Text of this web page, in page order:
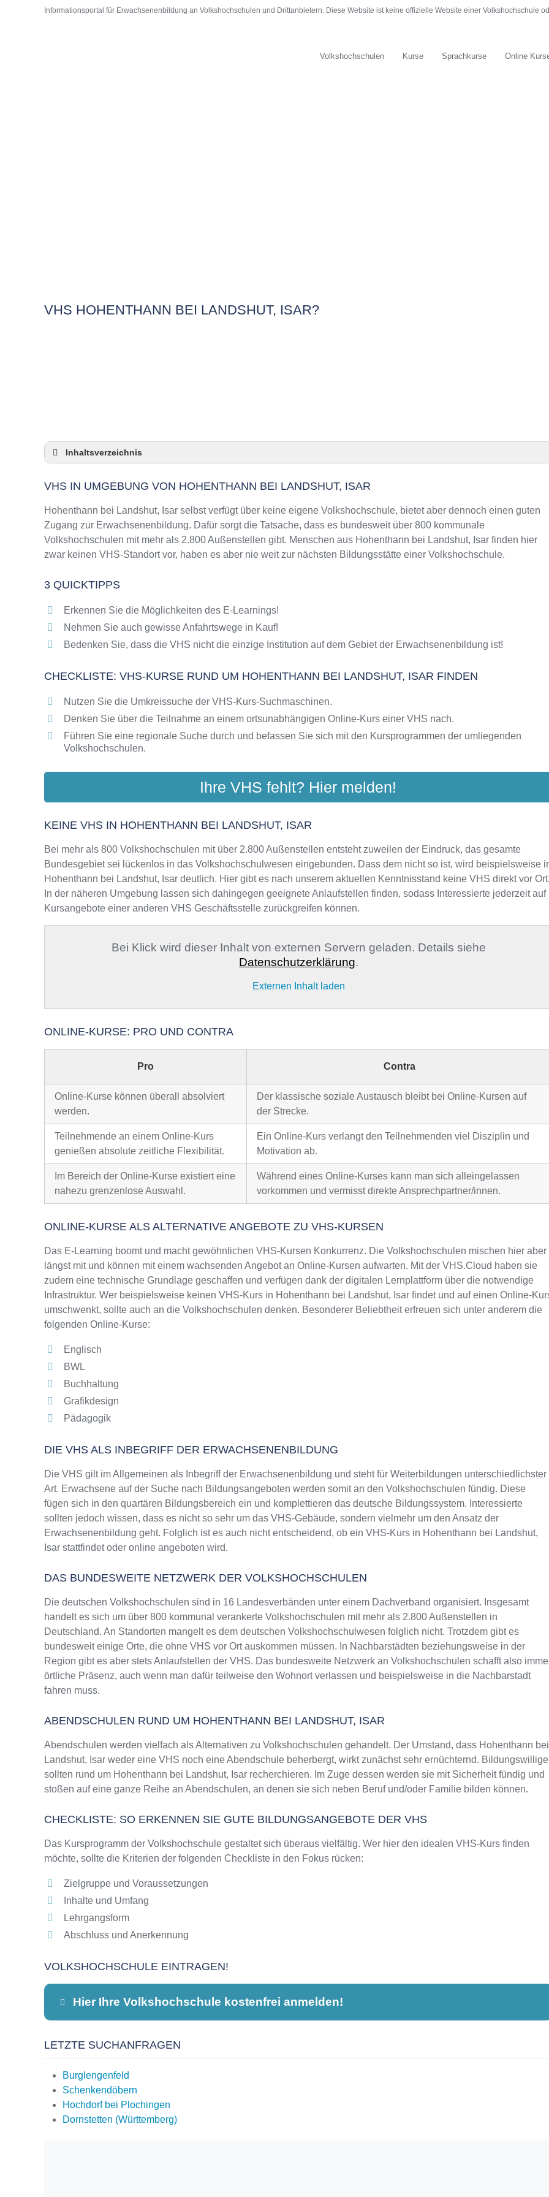
Informationsportal für Erwachsenenbildung an Volkshochschulen und Drittanbietern. Diese Website ist keine offizielle Website einer Volkshochschule
Volkshochschulen Kurse Sprachkurse Online
VHS HOHENTHANN BEI LANDSHUT, ISAR?
Inhaltsverzeichnis
3 Quicktipps
Checkliste: VHS-Kurse rund um Hohenthann bei Landshut, Isar finden
Keine VHS in Hohenthann bei Landshut, Isar
Online-Kurse: Pro und Contra
Online-Kurse als alternative Angebote zu VHS-Kursen
Das bundesweite Netzwerk der Volkshochschulen
Abendschulen rund um Hohenthann bei Landshut, Isar
Checkliste: So erkennen Sie gute Bildungsangebote der VHS
VHS IN UMGEBUNG VON HOHENTHANN BEI LANDSHUT, ISAR
Hohenthann bei Landshut, Isar selbst verfügt über keine eigene Volkshochschule, bietet aber dennoch einen guten
Zugang zur Erwachsenenbildung. Dafür sorgt die Tatsache, dass es bundesweit über 800 kommunale
Volkshochschulen mit mehr als 2.800 Außenstellen gibt. Menschen aus Hohenthann bei Landshut, Isar finden hier
zwar keinen VHS-Standort vor, haben es aber nie weit zur nächsten Bildungsstätte einer Volkshochschule.
3 QUICKTIPPS
Erkennen Sie die Möglichkeiten des E-Learnings!
Nehmen Sie auch gewisse Anfahrtswege in Kauf!
Bedenken Sie, dass die VHS nicht die einzige Institution auf dem Gebiet der Erwachsenenbildung ist!
CHECKLISTE: VHS-KURSE RUND UM HOHENTHANN BEI LANDSHUT, ISAR FINDEN
Nutzen Sie die Umkreissuche der VHS-Kurs-Suchmaschinen.
Denken Sie über die Teilnahme an einem ortsunabhängigen Online-Kurs einer VHS nach.
Führen Sie eine regionale Suche durch und befassen Sie sich mit den Kursprogrammen der umliegenden
Volkshochschulen.
Ihre VHS fehlt? Hier melden!
KEINE VHS IN HOHENTHANN BEI LANDSHUT, ISAR
Bei mehr als 800 Volkshochschulen mit über 2.800 Außenstellen entsteht zuweilen der Eindruck, das gesamte
Bundesgebiet sei lückenlos in das Volkshochschulwesen eingebunden. Dass dem nicht so ist, wird beispielsweise
Hohenthann bei Landshut, Isar deutlich. Hier gibt es nach unserem aktuellen Kenntnisstand keine VHS direkt vor
In der näheren Umgebung lassen sich dahingegen geeignete Anlaufstellen finden, sodass Interessierte jederzeit auf
Kursangebote einer anderen VHS Geschäftsstelle zurückgreifen können.
Bei Klick wird dieser Inhalt von externen Servern geladen. Details siehe
Datenschutzerklärung.
Externen Inhalt laden
ONLINE-KURSE: PRO UND CONTRA
Pro Contra
Online-Kurse können überall absolviert
werden.
Der klassische soziale Austausch bleibt bei Online-Kursen auf
der Strecke.
Teilnehmende an einem Online-Kurs
genießen absolute zeitliche Flexibilität.
Ein Online-Kurs verlangt den Teilnehmenden viel Disziplin und
Motivation ab.
Im Bereich der Online-Kurse existiert eine
nahezu grenzenlose Auswahl.
Während eines Online-Kurses kann man sich alleingelassen
vorkommen und vermisst direkte Ansprechpartner/innen.
ONLINE-KURSE ALS ALTERNATIVE ANGEBOTE ZU VHS-KURSEN
Das E-Learning boomt und macht gewöhnlichen VHS-Kursen Konkurrenz. Die Volkshochschulen mischen hier aber
längst mit und können mit einem wachsenden Angebot an Online-Kursen aufwarten. Mit der VHS.Cloud haben sie
zudem eine technische Grundlage geschaffen und verfügen dank der digitalen Lernplattform über die notwendige
Infrastruktur. Wer beispielsweise keinen VHS-Kurs in Hohenthann bei Landshut, Isar findet und auf einen Online-
umschwenkt, sollte auch an die Volkshochschulen denken. Besonderer Beliebtheit erfreuen sich unter anderem die
folgenden Online-Kurse:
Englisch
BWL
Buchhaltung
Grafikdesign
Pädagogik
DIE VHS ALS INBEGRIFF DER ERWACHSENENBILDUNG
Die VHS gilt im Allgemeinen als Inbegriff der Erwachsenenbildung und steht für Weiterbildungen unterschiedlichster
Art. Erwachsene auf der Suche nach Bildungsangeboten werden somit an den Volkshochschulen fündig. Diese
fügen sich in den quartären Bildungsbereich ein und komplettieren das deutsche Bildungssystem. Interessierte
sollten jedoch wissen, dass es nicht so sehr um das VHS-Gebäude, sondern vielmehr um den Ansatz der
Erwachsenenbildung geht. Folglich ist es auch nicht entscheidend, ob ein VHS-Kurs in Hohenthann bei Landshut,
Isar stattfindet oder online angeboten wird.
DAS BUNDESWEITE NETZWERK DER VOLKSHOCHSCHULEN
Die deutschen Volkshochschulen sind in 16 Landesverbänden unter einem Dachverband organisiert. Insgesamt
handelt es sich um über 800 kommunal verankerte Volkshochschulen mit mehr als 2.800 Außenstellen in
Deutschland. An Standorten mangelt es dem deutschen Volkshochschulwesen folglich nicht. Trotzdem gibt es
bundesweit einige Orte, die ohne VHS vor Ort auskommen müssen. In Nachbarstädten beziehungsweise in der
Region gibt es aber stets Anlaufstellen der VHS. Das bundesweite Netzwerk an Volkshochschulen schafft also
örtliche Präsenz, auch wenn man dafür teilweise den Wohnort verlassen und beispielsweise in die Nachbarstadt
fahren muss.
ABENDSCHULEN RUND UM HOHENTHANN BEI LANDSHUT, ISAR
Abendschulen werden vielfach als Alternativen zu Volkshochschulen gehandelt. Der Umstand, dass Hohenthann bei
Landshut, Isar weder eine VHS noch eine Abendschule beherbergt, wirkt zunächst sehr ernüchternd. Bildungswillige
sollten rund um Hohenthann bei Landshut, Isar recherchieren. Im Zuge dessen werden sie mit Sicherheit fündig und
stoßen auf eine ganze Reihe an Abendschulen, an denen sie sich neben Beruf und/oder Familie bilden können.
CHECKLISTE: SO ERKENNEN SIE GUTE BILDUNGSANGEBOTE DER VHS
Das Kursprogramm der Volkshochschule gestaltet sich überaus vielfältig. Wer hier den idealen VHS-Kurs finden
möchte, sollte die Kriterien der folgenden Checkliste in den Fokus rücken:
Zielgruppe und Voraussetzungen
Inhalte und Umfang
Lehrgangsform
Abschluss und Anerkennung
VOLKSHOCHSCHULE EINTRAGEN!
Hier Ihre Volkshochschule kostenfrei anmelden!
LETZTE SUCHANFRAGEN
Burglengenfeld
Schenkendöbern
Hochdorf bei Plochingen
Dornstetten (Württemberg)